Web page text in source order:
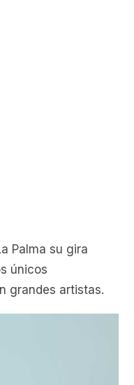
Palma su gira
únicos
grandes artistas.